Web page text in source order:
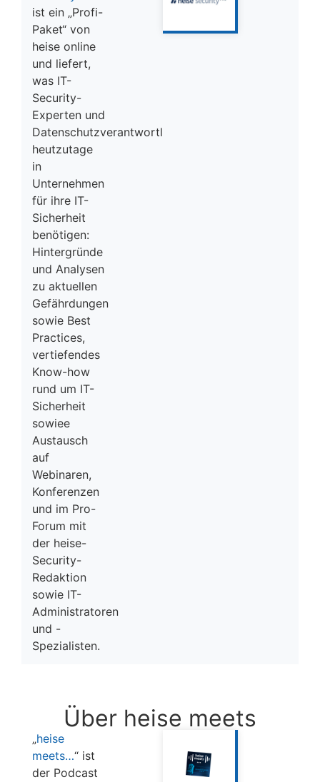
ist ein „Profi-
Paket“ von
heise online
und liefert,
was IT-
Security-
Experten und
Datenschutzverantwortliche
heutzutage
in
Unternehmen
für ihre IT-
Sicherheit
benötigen:
Hintergründe
und Analysen
zu aktuellen
Gefährdungen
sowie Best
Practices,
vertiefendes
Know-how
rund um IT-
Sicherheit
sowiee
Austausch
auf
Webinaren,
Konferenzen
und im Pro-
Forum mit
der heise-
Security-
Redaktion
sowie IT-
Administratoren
und -
Spezialisten.
Über heise meets
„heise
meets…“ ist
der Podcast